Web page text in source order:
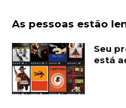
As pessoas estão
Seu
está